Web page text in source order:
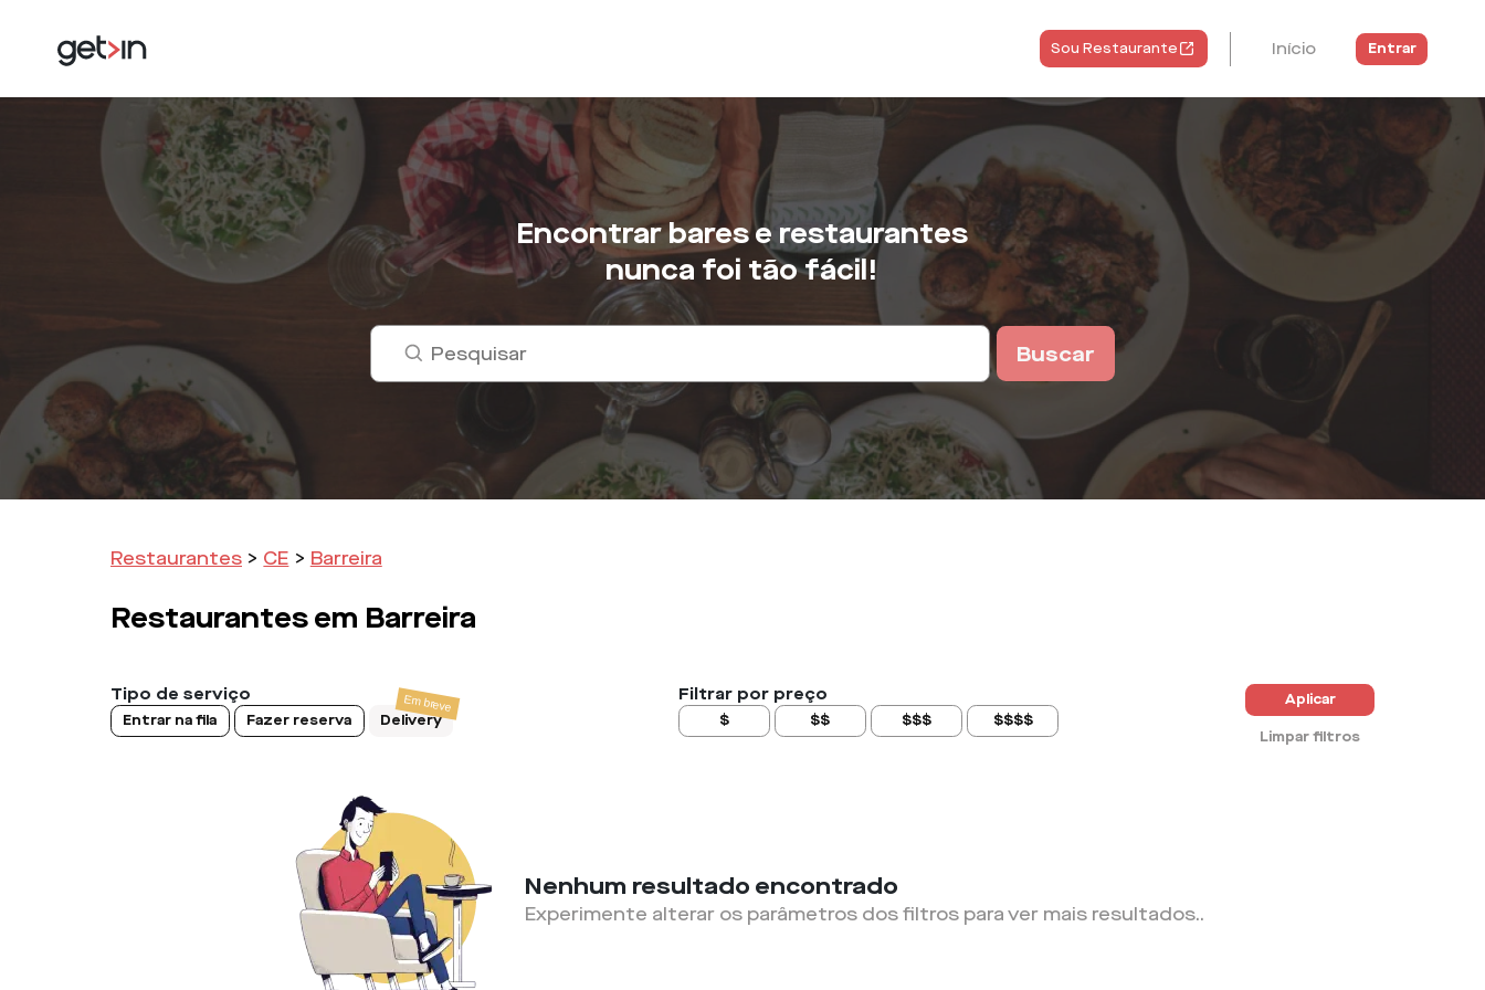
Sou Restaurante Início Entrar
Encontrar bares e restaurantes
nunca foi tão fácil!
Buscar
Restaurantes > CE > Barreira
Restaurantes em Barreira
Tipo de serviço
Entrar na fila Fazer reserva Delivery
Filtrar por preço
$ $$ $$$ $$$$
Aplicar
Limpar filtros
Nenhum resultado encontrado
Experimente alterar os parâmetros dos filtros para ver mais resultados..